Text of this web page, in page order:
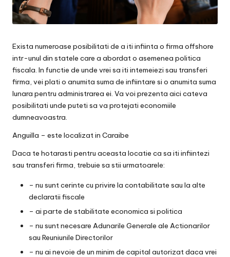
Exista numeroase posibilitati de a iti infiinta o firma offshore
intr-unul din statele care a abordat o asemenea politica
fiscala. In functie de unde vrei sa iti intemeiezi sau transferi
firma, vei plati o anumita suma de infiintare si o anumita suma
lunara pentru administrarea ei. Va voi prezenta aici cateva
posibilitati unde puteti sa va protejati economiile
dumneavoastra.
Anguilla – este localizat in Caraibe
Daca te hotarasti pentru aceasta locatie ca sa iti infiintezi
sau transferi firma, trebuie sa stii urmatoarele:
– nu sunt cerinte cu privire la contabilitate sau la alte
declaratii fiscale
– ai parte de stabilitate economica si politica
– nu sunt necesare Adunarile Generale ale Actionarilor
sau Reuniunile Directorilor
– nu ai nevoie de un minim de capital autorizat daca vrei